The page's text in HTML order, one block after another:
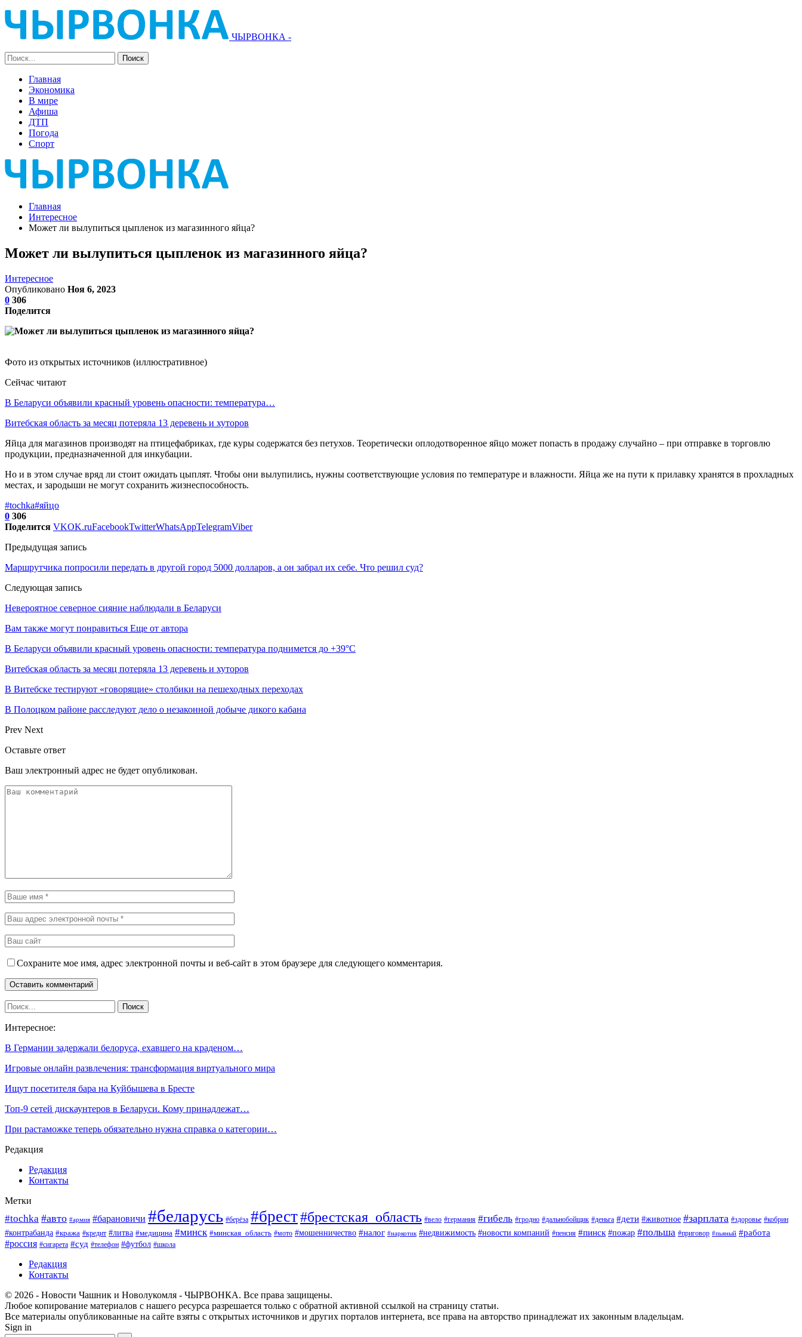
ЧЫРВОНКА -
Главная
Экономика
В мире
Афиша
ДТП
Погода
Спорт
Главная
Интересное
Может ли вылупиться цыпленок из магазинного яйца?
Может ли вылупиться цыпленок из магазинного яйца?
Интересное
Опубликовано Ноя 6, 2023
0 306
Поделится
Фото из открытых источников (иллюстративное)
Сейчас читают
В Беларуси объявили красный уровень опасности: температура…
Витебская область за месяц потеряла 13 деревень и хуторов
Яйца для магазинов производят на птицефабриках, где куры содержатся без петухов. Теоретически оплодотворенное яйцо может попасть в продажу случайно – при отправке в торговлю
продукции, предназначенной для инкубации.
Но и в этом случае вряд ли стоит ожидать цыплят. Чтобы они вылупились, нужны соответствующие условия по температуре и влажности. Яйца же на пути к прилавку хранятся в прохладных
местах, и зародыши не могут сохранить жизнеспособность.
#tochka#яйцо
0 306
Поделится VKOK.ruFacebookTwitterWhatsAppTelegramViber
Предыдущая запись
Маршрутчика попросили передать в другой город 5000 долларов, а он забрал их себе. Что решил суд?
Следующая запись
Невероятное северное сияние наблюдали в Беларуси
Вам также могут понравиться Еще от автора
В Беларуси объявили красный уровень опасности: температура поднимется до +39°C
Витебская область за месяц потеряла 13 деревень и хуторов
В Витебске тестируют «говорящие» столбики на пешеходных переходах
В Полоцком районе расследуют дело о незаконной добыче дикого кабана
Prev Next
Оставьте ответ
Ваш электронный адрес не будет опубликован.
Сохраните мое имя, адрес электронной почты и веб-сайт в этом браузере для следующего комментария.
Интересное:
В Германии задержали белоруса, ехавшего на краденом…
Игровые онлайн развлечения: трансформация виртуального мира
Ищут посетителя бара на Куйбышева в Бресте
Топ-9 сетей дискаунтеров в Беларуси. Кому принадлежат…
При растаможке теперь обязательно нужна справка о категории…
Редакция
Редакция
Контакты
Метки
#tochka #авто #армия #барановичи #беларусь #берёза #брест#брестская_область #вело #германия #гибель #гродно #дальнобойщик #деньга #дети #животное #зарплата #здоровье #кобрин
#контрабанда #кража #кредит #литва #медицина #минск #минская_область #мото #мошенничество #налог #наркотик #недвижимость #новости компаний #пенсия #пинск #пожар #польша #приговор #пьяный #работа
#россия #сигарета #суд #телефон #футбол #школа
Редакция
Контакты
© 2026 - Новости Чашник и Новолукомля - ЧЫРВОНКА. Все права защищены.
Любое копирование материалов с нашего ресурса разрешается только с обратной активной ссылкой на страницу статьи.
Все материалы опубликованные на сайте взяты с открытых источников и других порталов интернета, все права на авторство принадлежат их законным владельцам.
Sign in